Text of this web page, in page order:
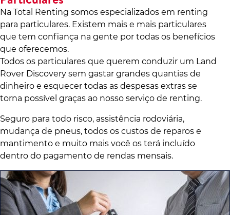
Na Total Renting somos especializados em renting
para particulares. Existem mais e mais particulares
que tem confiança na gente por todas os benefícios
que oferecemos.
Todos os particulares que querem conduzir um Land
Rover Discovery sem gastar grandes quantias de
dinheiro e esquecer todas as despesas extras se
torna possível graças ao nosso serviço de renting.
Seguro para todo risco, assistência rodoviária,
mudança de pneus, todos os custos de reparos e
mantimento e muito mais você os terá incluído
dentro do pagamento de rendas mensais.